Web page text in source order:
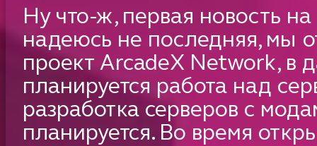
Ну что-ж, первая новость
надеюсь не последняя, мы
проект ArcadeX Network, в
планируется работа над
разработка серверов с
планируется. Во время